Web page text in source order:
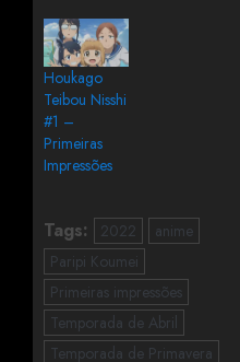
Houkago
Teibou Nisshi
#1 –
Primeiras
Impressões
Tags: 2022
anime
Paripi Koumei
Primeiras impressões
Temporada de Abril
Temporada de Primavera